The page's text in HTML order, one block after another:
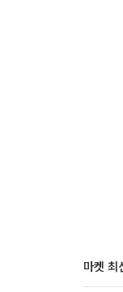
마켓 최